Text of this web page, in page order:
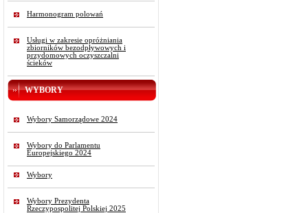
Harmonogram polowań
Usługi w zakresie opróżniania
zbiorników bezodpływowych i
przydomowych oczyszczalni
ścieków
WYBORY
Wybory Samorządowe 2024
Wybory do Parlamentu
Europejskiego 2024
Wybory
Wybory Prezydenta
Rzeczypospolitej Polskiej 2025